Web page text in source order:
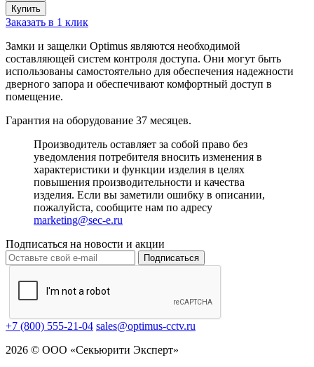
Купить
Заказать в 1 клик
Замки и защелки Optimus являются необходимой
составляющей систем контроля доступа. Они могут быть
использованы самостоятельно для обеспечения надежности
дверного запора и обеспечивают комфортный доступ в
помещение.
Гарантия на оборудование 37 месяцев.
Производитель оставляет за собой право без
уведомления потребителя вносить изменения в
характеристики и функции изделия в целях
повышения производительности и качества
изделия. Если вы заметили ошибку в описании,
пожалуйста, сообщите нам по адресу
marketing@sec-e.ru
Подписаться на новости и акции
Подписаться
+7 (800) 555-21-04 sales@optimus-cctv.ru
2026 © ООО «Секьюрити Эксперт»